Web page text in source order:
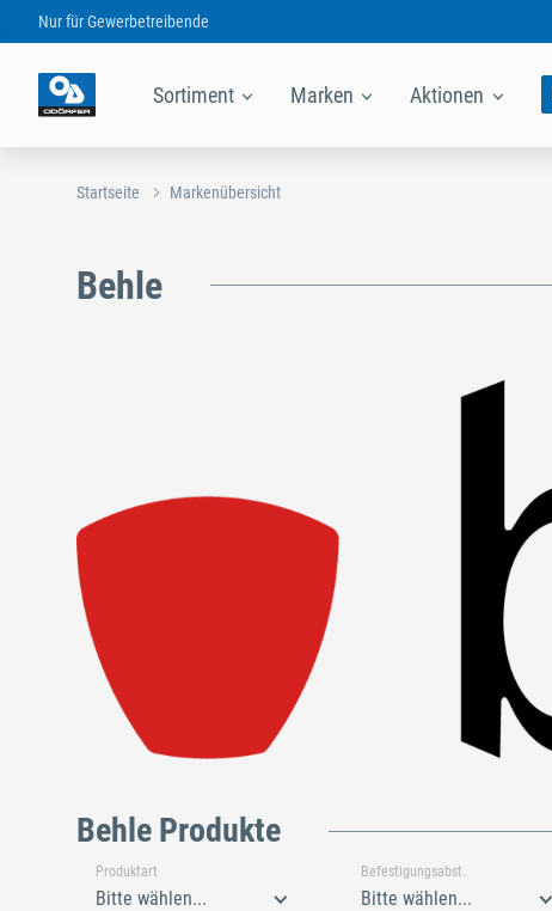
Nur fürGewerbetreibende
Sortiment Marken Aktionen
Startseite Markenübersicht
Behle
Behle Produkte
Produktart
Bitte wählen...
Befestigungsabst.
Bitte wählen...